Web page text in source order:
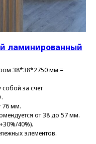
ламинированный
38*38*2750 мм =
за счет
76 мм.
от 38 до 57 мм.
40%).
элементов.